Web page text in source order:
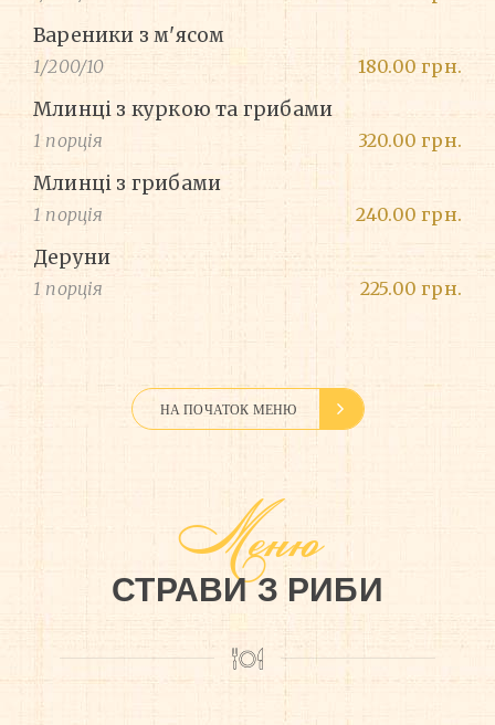
Вареники з м'ясом
1/200/10 180.00 грн.
Млинці з куркою та грибами
1 порція 320.00 грн.
Млинці з грибами
1 порція 240.00 грн.
Деруни
1 порція 225.00 грн.
НА ПОЧАТОК МЕНЮ
Меню
СТРАВИ З РИБИ